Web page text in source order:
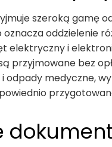
szeroką gamę
oddzielenie
elektryczny i
przyjmowane bez
odpady medyczne,